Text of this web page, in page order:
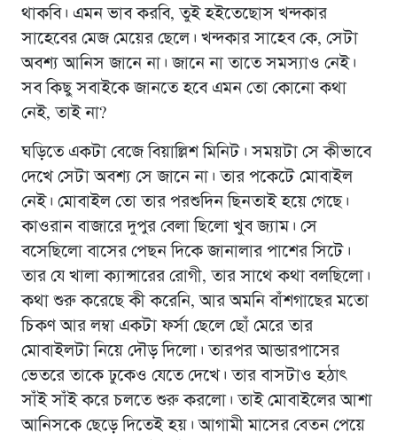
থাকবি। এমন ভাব করবি, তুই হইতেছোস খন্দকার
সাহেবের মেজ মেয়ের ছেলে। খন্দকার সাহেব কে, সেটা
অবশ্য আনিস জানে না। জানে না তাতে সমস্যাও নেই।
সব কিছু সবাইকে জানতে হবে এমন তো কোনো কথা
নেই, তাই না?
ঘড়িতে একটা বেজে বিয়াল্লিশ মিনিট। সময়টা সে কীভাবে
দেখে সেটা অবশ্য সে জানে না। তার পকেটে মোবাইল
নেই। মোবাইল তো তার পরশুদিন ছিনতাই হয়ে গেছে।
কাওরান বাজারে দুপুর বেলা ছিলো খুব জ্যাম। সে
বসেছিলো বাসের পেছন দিকে জানালার পাশের সিটে।
তার যে খালা ক্যান্সারের রোগী, তার সাথে কথা বলছিলো।
কথা শুরু করেছে কী করেনি, আর অমনি বাঁশগাছের মতো
চিকণ আর লম্বা একটা ফর্সা ছেলে ছোঁ মেরে তার
মোবাইলটা নিয়ে দৌড় দিলো। তারপর আন্ডারপাসের
ভেতরে তাকে ঢুকেও যেতে দেখে। তার বাসটাও হঠাৎ
সাঁই সাঁই করে চলতে শুরু করলো। তাই মোবাইলের আশা
আনিসকে ছেড়ে দিতেই হয়। আগামী মাসের বেতন পেয়ে